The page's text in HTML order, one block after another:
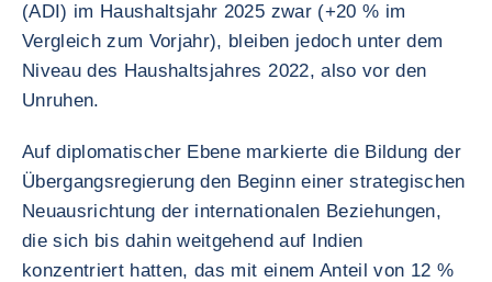
(ADI) im Haushaltsjahr 2025 zwar (+20 % im
Vergleich zum Vorjahr), bleiben jedoch unter dem
Niveau des Haushaltsjahres 2022, also vor den
Unruhen.
Auf diplomatischer Ebene markierte die Bildung der
Übergangsregierung den Beginn einer strategischen
Neuausrichtung der internationalen Beziehungen,
die sich bis dahin weitgehend auf Indien
konzentriert hatten, das mit einem Anteil von 12 %